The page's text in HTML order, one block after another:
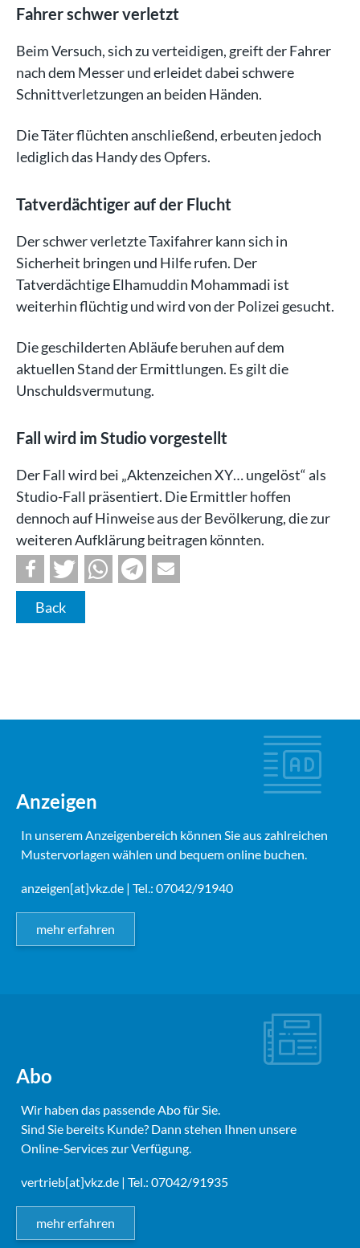
Fahrer schwer verletzt
Beim Versuch, sich zu verteidigen, greift der Fahrer
nach dem Messer und erleidet dabei schwere
Schnittverletzungen an beiden Händen.
Die Täter flüchten anschließend, erbeuten jedoch
lediglich das Handy des Opfers.
Tatverdächtiger auf der Flucht
Der schwer verletzte Taxifahrer kann sich in
Sicherheit bringen und Hilfe rufen. Der
Tatverdächtige Elhamuddin Mohammadi ist
weiterhin flüchtig und wird von der Polizei gesucht.
Die geschilderten Abläufe beruhen auf dem
aktuellen Stand der Ermittlungen. Es gilt die
Unschuldsvermutung.
Fall wird im Studio vorgestellt
Der Fall wird bei „Aktenzeichen XY… ungelöst“ als
Studio-Fall präsentiert. Die Ermittler hoffen
dennoch auf Hinweise aus der Bevölkerung, die zur
weiteren Aufklärung beitragen könnten.
Back
Anzeigen
In unserem Anzeigenbereich können Sie aus zahlreichen
Mustervorlagen wählen und bequem online buchen.
anzeigen[at]vkz.de | Tel.: 07042/91940
mehr erfahren
Abo
Wir haben das passende Abo für Sie.
Sind Sie bereits Kunde? Dann stehen Ihnen unsere
Online-Services zur Verfügung.
vertrieb[at]vkz.de | Tel.: 07042/91935
mehr erfahren